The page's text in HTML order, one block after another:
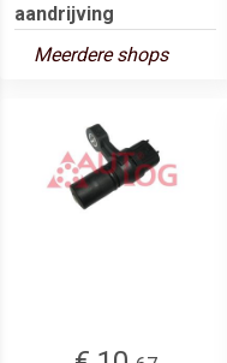
aandrijving
Meerdere shops